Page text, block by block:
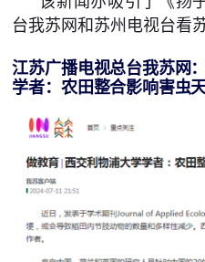
台我苏网和苏州电视台看
江苏广播电视总台我苏网
学者：农田整合影响害虫